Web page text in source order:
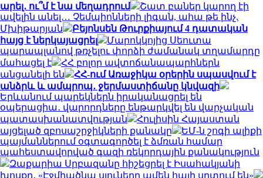
արել․ ու՞մ է նա մեղադրում
Շատ բաներ կարող էի
ավելին անել… Չեմպիոնների լիգան, ահա թե ինչ.
Մխիթարյան
Բեյոնսեն Թուրքիայում 4 դատական
հայց է ներկայացրել
Մարոկկոյից Սեուտա
պարապլանով թռչելու փորձի ժամանակ տղամարդը
մահացել է
ՀՀ բոլոր ավտոճանապարհներն
անցանելի են
ՀՀ-ում Առաջիկա օրերին սպասվում է
անձրև և ամպրոպ․ ջերմաստիճանը կնվազի
Երևանում պարեկներն իրականացրել են
օպերացիա․ վարորդները ենթարկվել են վարչական
պատասխանատվության
Հուլիսին Հայաստան
այցելած զբոսաշրջիկների քանակը
ԵՄ-ն շոգի ալիքի
պայմաններում օգտագործել է ձմռան համար
պահեստավորված գազի ռեկորդային քանակություն
Զաքարիա Սրբազանը հիշեցրել է Իսահակյանի
խոսքը․ «Էջմիածնա սյուները ամեն հայի սրտում են»